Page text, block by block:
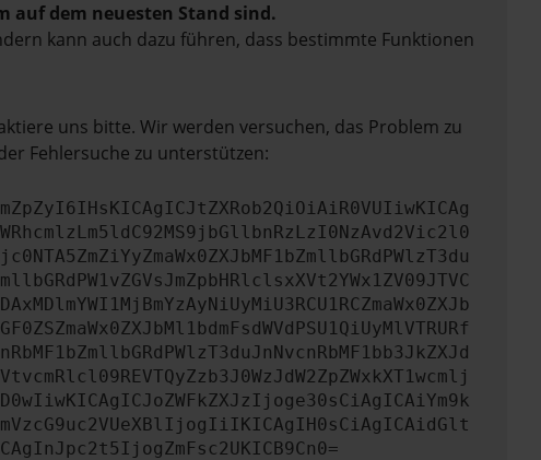
auf dem neuesten Stand sind.
kann auch dazu führen, dass bestimmte Funktionen
uns bitte. Wir werden versuchen, das Problem zu
Fehlersuche zu unterstützen: